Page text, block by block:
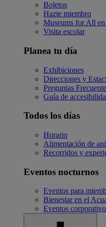
Boletos
Hazte miembro
Museums for All
Visita escolar
Planea tu día
Exhibiciones
Direcciones y
Preguntas
Guía de
Todos los días
Horario
Alimentación de
Recorridos y
Eventos nocturnos
Eventos para
Bienestar en el
Eventos